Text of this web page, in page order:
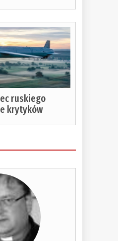
ruskiego
krytyków